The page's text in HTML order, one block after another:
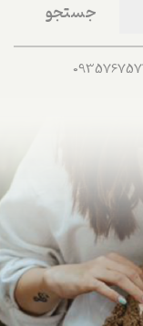
جستجو